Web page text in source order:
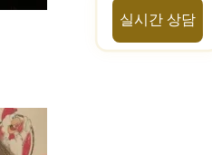
실시간 상담